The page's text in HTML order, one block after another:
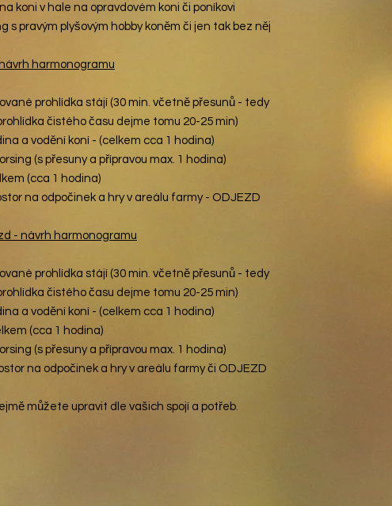
koni v hale na opravdovém koni či poníkovi
s pravým plyšovým hobby koněm či jen tak bez něj
harmonogramu
prohlídka stájí (30 min. včetně přesunů - tedy
čistého času dejme tomu 20-25 min)
a vodění koní - (celkem cca 1 hodina)
(s přesuny a přípravou max. 1 hodina)
(cca 1 hodina)
na odpočinek a hry v areálu farmy - ODJEZD
- návrh harmonogramu
prohlídka stájí (30 min. včetně přesunů - tedy
čistého času dejme tomu 20-25 min)
a vodění koní - (celkem cca 1 hodina)
(cca 1 hodina)
(s přesuny a přípravou max. 1 hodina)
na odpočinek a hry v areálu farmy či ODJEZD
můžete upravit dle vašich spojí a potřeb.